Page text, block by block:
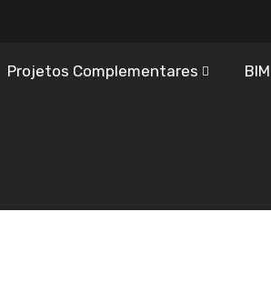
Projetos Complementares BIM